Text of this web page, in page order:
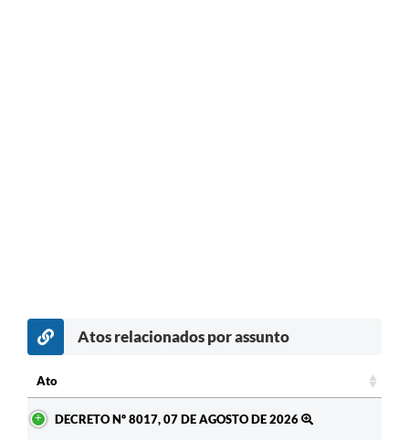
Atos relacionados por assunto
Ato
DECRETO Nº 8017, 07 DE AGOSTO DE 2026